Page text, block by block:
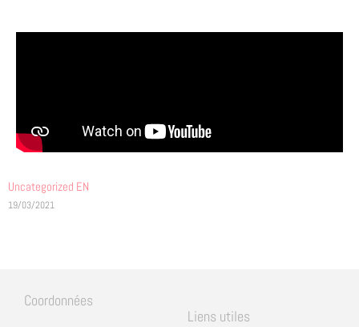
Uncategorized EN
19/03/2021
Coordonnées
Liens utiles